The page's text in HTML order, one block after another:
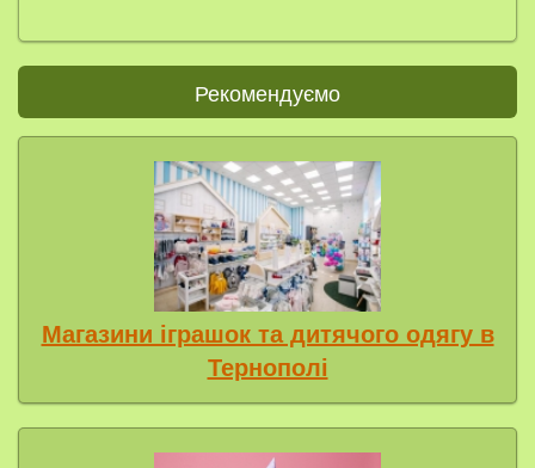
Рекомендуємо
Магазини іграшок та дитячого одягу в
Тернополі